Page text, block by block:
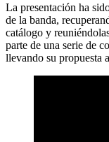
La presentación ha
de la banda,
catálogo y
parte de una serie de
llevando su propuesta